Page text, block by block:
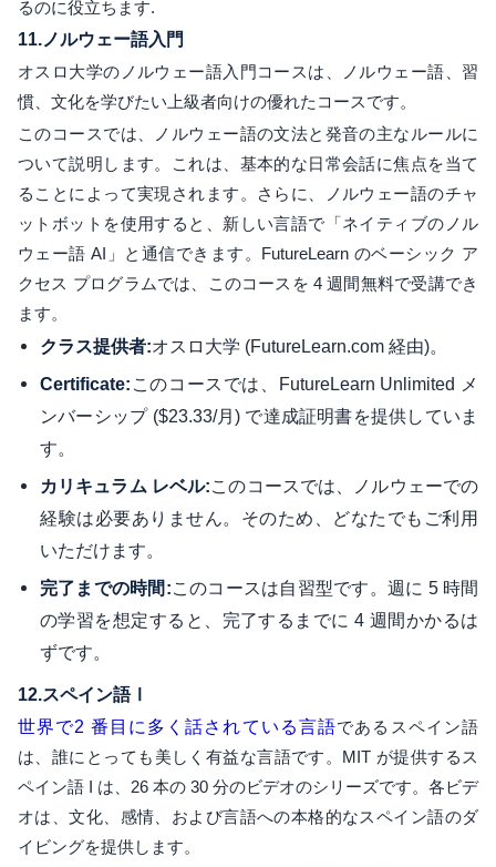
るのに役立ちます.
11. ノルウェー語入門
オスロ大学のノルウェー語入門コースは、ノルウェー語、習
慣、文化を学びたい上級者向けの優れたコースです。
このコースでは、ノルウェー語の文法と発音の主なルールに
ついて説明します。これは、基本的な日常会話に焦点を当て
ることによって実現されます。さらに、ノルウェー語のチャ
ットボットを使用すると、新しい言語で「ネイティブのノル
ウェー語 AI」と通信できます。FutureLearn のベーシック ア
クセス プログラムでは、このコースを 4 週間無料で受講でき
ます。
クラス提供者:オスロ大学 (FutureLearn.com 経由)。
Certificate: このコースでは、FutureLearn Unlimited メ
ンバーシップ ($23.33/月) で達成証明書を提供していま
す。
カリキュラム レベル:このコースでは、ノルウェーでの
経験は必要ありません。そのため、どなたでもご利用
いただけます。
完了までの時間:このコースは自習型です。週に 5 時間
の学習を想定すると、完了するまでに 4 週間かかるは
ずです。
12.スペイン語Ⅰ
世界で2 番目に多く話されている言語であるスペイン語
は、誰にとっても美しく有益な言語です。MIT が提供するス
ペイン語 I は、26 本の 30 分のビデオのシリーズです。各ビデ
オは、文化、感情、および言語への本格的なスペイン語のダ
イビングを提供します。